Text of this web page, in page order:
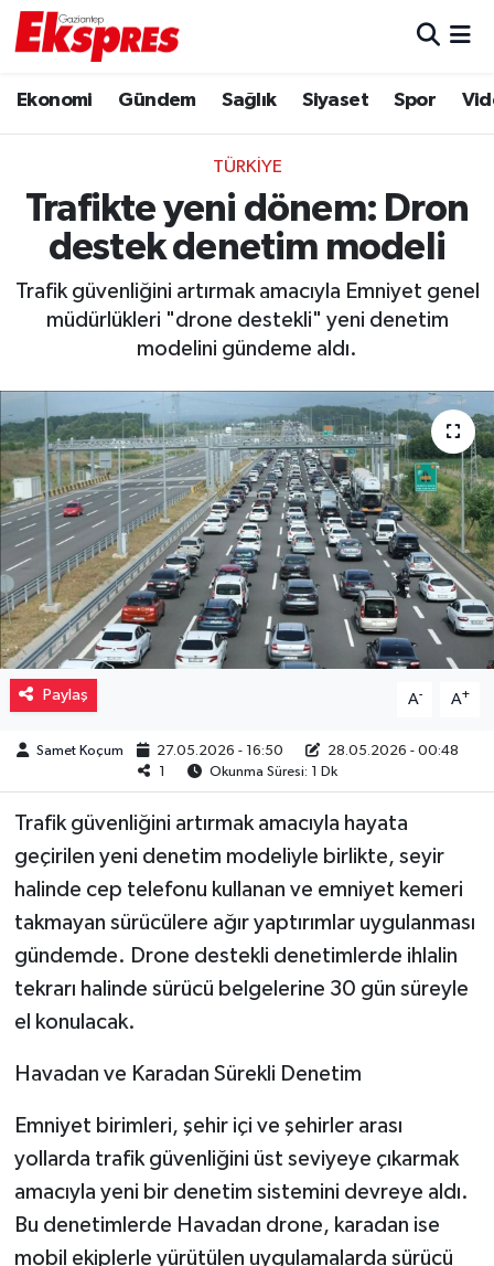
Ekonomi Gündem Sağlık Siyaset Spor
TÜRKIYE
Trafikte yeni dönem: Dron
destek denetim modeli
Trafik güvenliğini artırmak amacıyla Emniyet genel
müdürlükleri "drone destekli" yeni denetim
modelini gündeme aldı.
Paylaş A- A+
Samet Koçum 27.05.2026 - 16:50
28.05.2026 - 00:48
1
Okunma Süresi: 1 Dk
Trafik güvenliğini artırmak amacıyla hayata
geçirilen yeni denetim modeliyle birlikte, seyir
halinde cep telefonu kullanan ve emniyet kemeri
takmayan sürücülere ağır yaptırımlar uygulanması
gündemde. Drone destekli denetimlerde ihlalin
tekrarı halinde sürücü belgelerine 30 gün süreyle
el konulacak.
Havadan ve Karadan Sürekli Denetim
Emniyet birimleri, şehir içi ve şehirler arası
yollarda trafik güvenliğini üst seviyeye çıkarmak
amacıyla yeni bir denetim sistemini devreye aldı.
Bu denetimlerde Havadan drone, karadan ise
mobil ekiplerle yürütülen uygulamalarda sürücü
Ekonomi
Gaziantep son dakika
Genel
Gündem
Kültür Sanat
Magazin
Müzik
Piyasa
Resmi İlanlar
Sağlık
Sinemalar
Siyaset
Spor
Teknoloji
Türkiye
Yeme-İçme
Yemek
Trafik Durumu
Puan Durumu ve Fikstür
Tüm Manşetler
Son Dakika Haberleri